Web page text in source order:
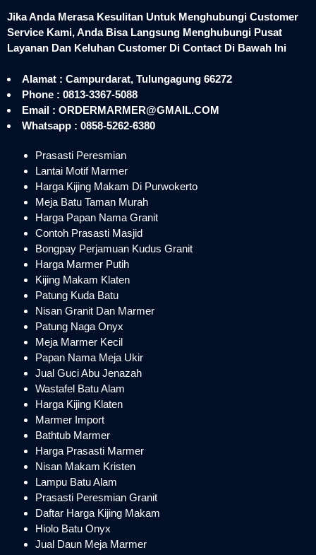
Jika Anda Merasa Kesulitan Untuk Menghubungi Customer
Service Kami, Anda Bisa Langsung Menghubungi Pusat
Layanan Dan Keluhan Customer Di Contact Di Bawah Ini
Alamat : Campurdarat, Tulungagung 66272
Phone : 0813-3367-5088
Email : ORDERMARMER@GMAIL.COM
Whatsapp : 0858-5262-6380
Prasasti Peresmian
Lantai Motif Marmer
Harga Kijing Makam Di Purwokerto
Meja Batu Taman Murah
Harga Papan Nama Granit
Contoh Prasasti Masjid
Bongpay Perjamuan Kudus Granit
Harga Marmer Putih
Kijing Makam Klaten
Patung Kuda Batu
Nisan Granit Dan Marmer
Patung Naga Onyx
Meja Marmer Kecil
Papan Nama Meja Ukir
Jual Guci Abu Jenazah
Wastafel Batu Alam
Harga Kijing Klaten
Marmer Import
Bathtub Marmer
Harga Prasasti Marmer
Nisan Makam Kristen
Lampu Batu Alam
Prasasti Peresmian Granit
Daftar Harga Kijing Makam
Hiolo Batu Onyx
Jual Daun Meja Marmer